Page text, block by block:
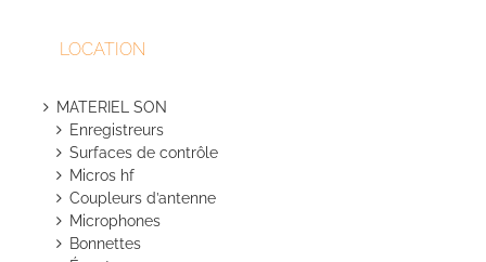
LOCATION
MATERIEL SON
Enregistreurs
Surfaces de contrôle
Micros hf
Coupleurs d’antenne
Microphones
Bonnettes